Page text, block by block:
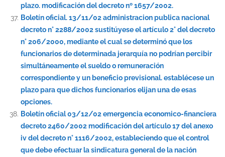
plazo. modificación del decreto nº 1657/2002.
Boletín oficial. 13/11/02 administracion publica nacional
decreto n° 2288/2002 sustitúyese el artículo 2° del decreto
n° 206/2000, mediante el cual se determinó que los
funcionarios de determinada jerarquía no podrían percibir
simultáneamente el sueldo o remuneración
correspondiente y un beneficio previsional. establécese un
plazo para que dichos funcionarios elijan una de esas
opciones.
Boletín oficial 03/12/02 emergencia economico-financiera
decreto 2460/2002 modificación del artículo 17 del anexo
iv del decreto n° 1116/2002, estableciendo que el control
que debe efectuar la sindicatura general de la nación